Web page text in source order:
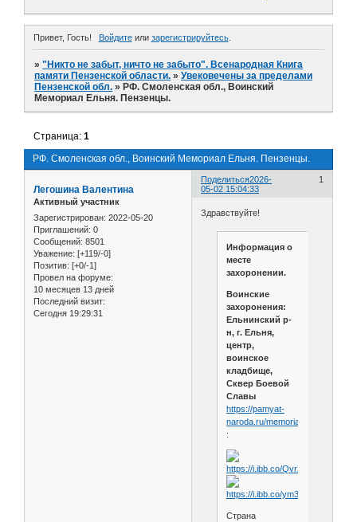
Привет, Гость! Войдитеили зарегистрируйтесь.
»"Никто не забыт, ничто не забыто". Всенародная Книга
памяти Пензенской области. »Увековечены за пределами
Пензенской обл. » РФ. Смоленская обл., Воинский
Мемориал Ельня. Пензенцы.
РФ. Смоленская обл., Воинский Мемориал Ельня. Пензенцы.
Страница:1
Поделиться 1
2026-
05-02 15:04:33
Легошина Валентина
Активный участник
Зарегистрирован: 2022-05-20
Приглашений: 0
Сообщений: 8501
Уважение: [+119/-0]
Позитив: [+0/-1]
Провел на форуме:
10 месяцев 13 дней
Последний визит:
Сегодня 19:29:31
Здравствуйте!
Информация о
месте
захоронении.
Воинские
захоронения:
Ельнинский р-
н, г. Ельня,
центр,
воинское
кладбище,
Сквер Боевой
Славы
https://pamyat-
naroda.ru/memorial/burial/
:
Страна